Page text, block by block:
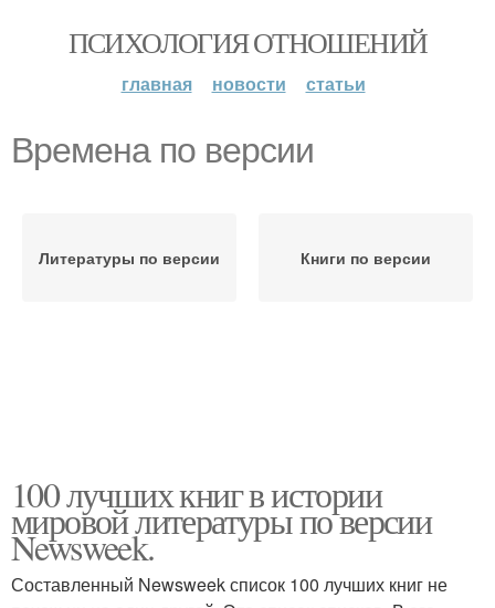
ПСИХОЛОГИЯ ОТНОШЕНИЙ
главная новости статьи
Времена по версии
Литературы по версии Книги по версии
100 лучших книг в истории
мировой литературы по версии
Newsweek.
Составленный Newsweek список 100 лучших книг не